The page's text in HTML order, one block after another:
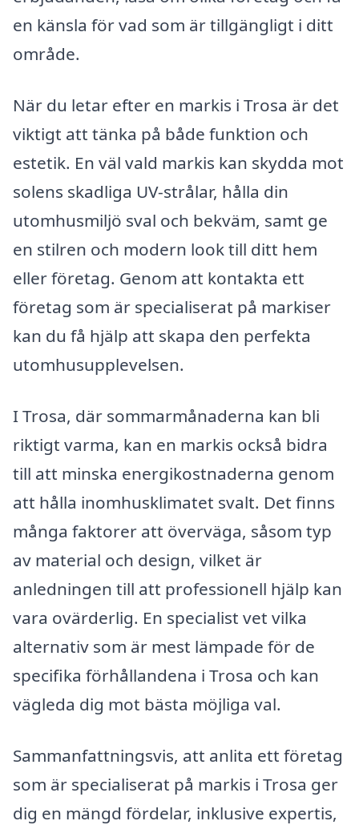
en känsla för vad som är tillgängligt i ditt
område.
När du letar efter en markis i Trosa är det
viktigt att tänka på både funktion och
estetik. En väl vald markis kan skydda mot
solens skadliga UV-strålar, hålla din
utomhusmiljö sval och bekväm, samt ge
en stilren och modern look till ditt hem
eller företag. Genom att kontakta ett
företag som är specialiserat på markiser
kan du få hjälp att skapa den perfekta
utomhusupplevelsen.
I Trosa, där sommarmånaderna kan bli
riktigt varma, kan en markis också bidra
till att minska energikostnaderna genom
att hålla inomhusklimatet svalt. Det finns
många faktorer att överväga, såsom typ
av material och design, vilket är
anledningen till att professionell hjälp kan
vara ovärderlig. En specialist vet vilka
alternativ som är mest lämpade för de
specifika förhållandena i Trosa och kan
vägleda dig mot bästa möjliga val.
Sammanfattningsvis, att anlita ett företag
som är specialiserat på markis i Trosa ger
dig en mängd fördelar, inklusive expertis,